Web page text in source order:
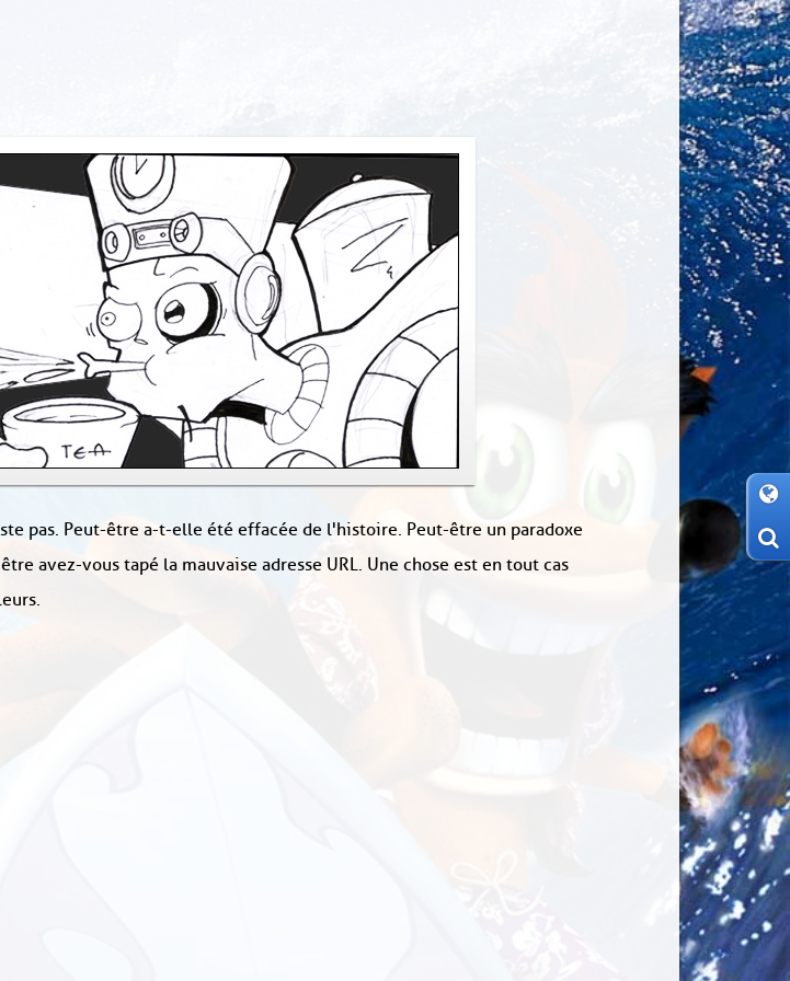
pas. Peut-être a-t-elle été effacée de l'histoire. Peut-être un paradoxe
avez-vous tapé la mauvaise adresse URL. Une chose est en tout cas